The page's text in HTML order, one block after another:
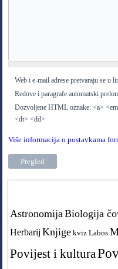
Web i e-mail adrese pretvaraju se u
Redove i paragrafe automatski
Dozvoljene HTML oznake: <a>
<dt> <dd>
Više informacija o postavkama
Astronomija Biologija
Herbarij Knjige kviz Labos
Povijest i kultura